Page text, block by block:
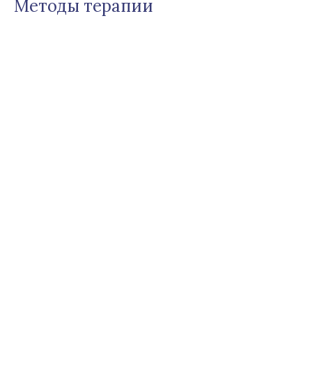
Методы терапии